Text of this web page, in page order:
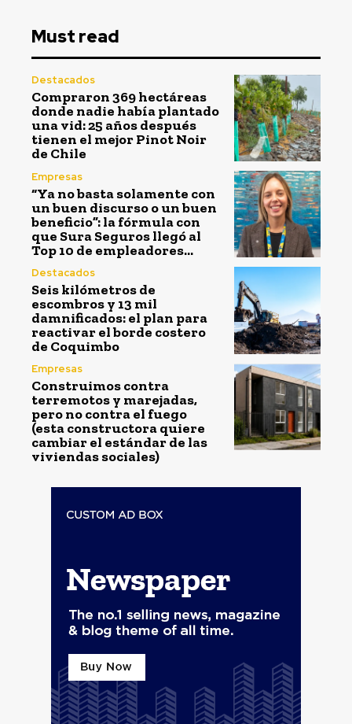
Must read
Destacados
Compraron 369 hectáreas
donde nadie había plantado
una vid: 25 años después
tienen el mejor Pinot Noir
de Chile
Empresas
“Ya no basta solamente con
un buen discurso o un buen
beneficio”: la fórmula con
que Sura Seguros llegó al
Top 10 de empleadores...
Destacados
Seis kilómetros de
escombros y 13 mil
damnificados: el plan para
reactivar el borde costero
de Coquimbo
Empresas
Construimos contra
terremotos y marejadas,
pero no contra el fuego
(esta constructora quiere
cambiar el estándar de las
viviendas sociales)